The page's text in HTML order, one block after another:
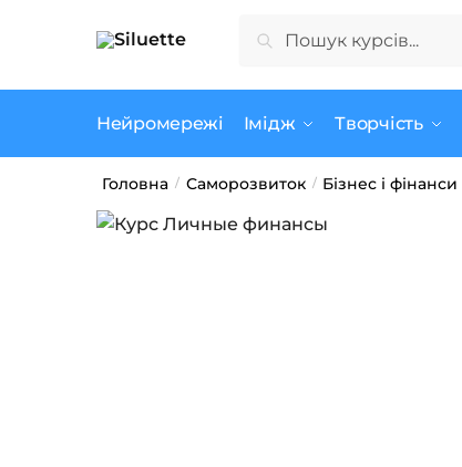
Шукати
Нейромережі Імідж Творчість
Головна / Саморозвиток / Бізнес і фінанси